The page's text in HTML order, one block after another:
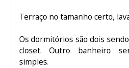
Terraço no tamanho certo,
Os dormitórios são dois
closet. Outro banheiro
simples.